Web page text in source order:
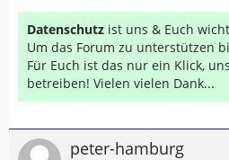
Datenschutz ist uns & Euch
Um das Forum zu unterstützen
Für Euch ist das nur ein Klick,
betreiben! Vielen vielen Dank...
peter-hamburg